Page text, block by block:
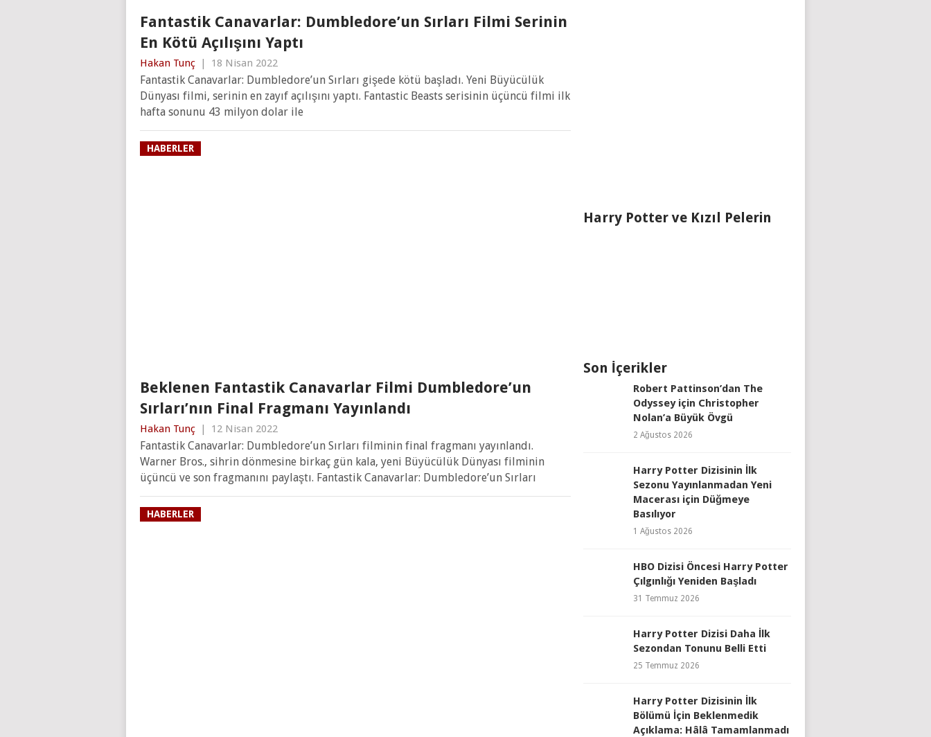
Fantastik Canavarlar: Dumbledore’un Sırları Filmi Serinin
En Kötü Açılışını Yaptı
Hakan Tunç | 18 Nisan 2022
Fantastik Canavarlar: Dumbledore’un Sırları gişede kötü başladı. Yeni Büyücülük
Dünyası filmi, serinin en zayıf açılışını yaptı. Fantastic Beasts serisinin üçüncü filmi ilk
hafta sonunu 43 milyon dolar ile
HABERLER
Beklenen Fantastik Canavarlar Filmi Dumbledore’un
Sırları’nın Final Fragmanı Yayınlandı
Hakan Tunç 12 Nisan 2022
Fantastik Canavarlar: Dumbledore’un Sırları filminin final fragmanı yayınlandı.
Warner Bros., sihrin dönmesine birkaç gün kala, yeni Büyücülük Dünyası filminin
üçüncü ve son fragmanını paylaştı. Fantastik Canavarlar: Dumbledore’un Sırları
HABERLER
Harry Potter ve Kızıl Pelerin
Son İçerikler
Robert Pattinson’dan The
Odyssey için Christopher
Nolan’a Büyük Övgü
2 Ağustos 2026
Harry Potter Dizisinin İlk
Sezonu Yayınlanmadan Yeni
Macerası için Düğmeye
Basılıyor
1 Ağustos 2026
HBO Dizisi Öncesi Harry Potter
Çılgınlığı Yeniden Başladı
31 Temmuz 2026
Harry Potter Dizisi Daha İlk
Sezondan Tonunu Belli Etti
25 Temmuz 2026
Harry Potter Dizisinin İlk
Bölümü İçin Beklenmedik
Açıklama: Hâlâ Tamamlanmadı